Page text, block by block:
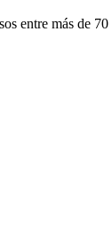
entre más de